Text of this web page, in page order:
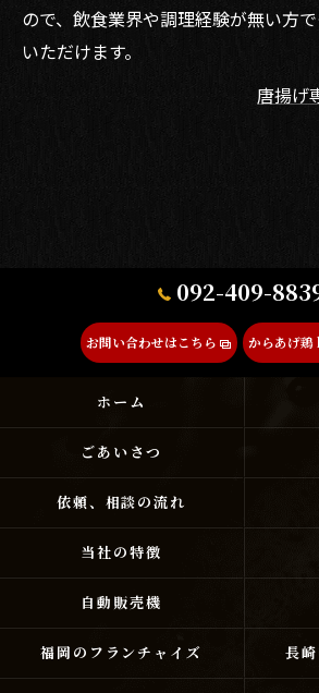
ので、飲食業界や調理経験が無い方
いただけます。
唐揚げ
092-409-
お問い合わせはこちら からあげ
ホーム
ごあいさつ
依頼、相談の流れ
当社の特徴
自動販売機
福岡のフランチャイズ 長